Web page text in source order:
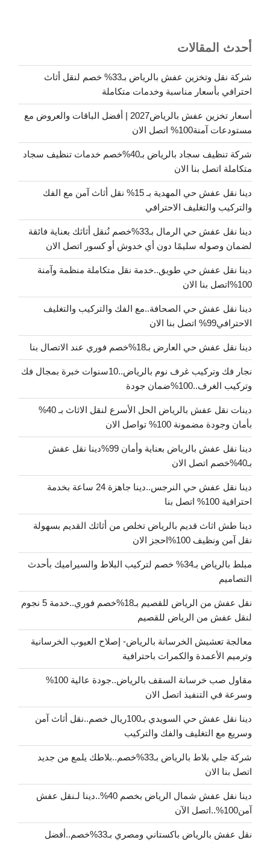
أحدث المقالات
شركة نقل وتخزين عفش بالرياض بـ33% خصم لنقل أثاث
احترافي بأسعار مناسبة وخدمات متكاملة
أسعار تخزين عفش بالرياض2027 | أفضل الباقات والعروض مع
مستودعات آمنة100% اتصل الان
شركة تنظيف سجاد بالرياض بـ40%خصم خدمات تنظيف سجاد
متكاملة اتصل بنا الان
دينا نقل عفش حي المهدية بـ 15% نقل أثاث آمن مع الفك
والتركيب والتغليف الاحترافي
دينا نقل عفش حي الرمال بـ33%خصم نُنقل أثاثك بعناية فائقة
لضمان وصوله سليمًا دون أي خدوش أو كسور اتصل الان
دينا نقل عفش حي طويق..خدمة نقل متكاملة منظمة وآمنة
100%اتصل بنا الان
دينا نقل عفش حي الصحافة..مع الفك والتركيب والتغليف
الاحترافي99% اتصل بنا الان
دينا نقل عفش حي العارض بـ18%خصم فوري عند الاتصال بنا
نجار فك وتركيب غرف نوم بالرياض..10سنوات خبرة بمجال فك
وتركيب الغرف..100%ضمان جودة
دينات نقل عفش بالرياض الحل الأسرع لنقل الاثاث بـ 40%
بأمان وجودة مضمونة 100% تواصل الان
دينا نقل عفش بالرياض بعناية وأمان 99%دينا نقل عفش
بـ40%خصم اتصل الان
دينا نقل عفش حي النرجس..دينا جاهزة 24 ساعة بخدمة
احترافية 100% اتصل بنا
دينا طش اثاث قديم بالرياض تخلص من أثاثك القديم بسهولة
نقل آمن ونظيف 100%احجز الان
مبلط بالرياض بـ34% خصم لتركيب البلاط والسيراميك بأحدث
التصاميم
نقل عفش من الرياض للقصيم بـ18%خصم فوري..خدمة 5 نجوم
لنقل عفش من الرياض للقصيم
معالجة تعشيش الخرسانة بالرياض- إصلاح العيوب الخرسانية
وترميم الأعمدة والكمرات باحترافية
مقاول صب خرسانة السقف بالرياض..جودة عالية 100%
وسرعة في التنفيذ اتصل الان
دينا نقل عفش حي السويدي بـ100ريال خصم..نقل أثاث آمن
وسريع مع التغليف والفك والتركيب
شركة جلي بلاط بالرياض بـ33%خصم..بلاطك يلمع من جديد
اتصل بنا الان
دينا نقل عفش شمال الرياض بخصم 40%..دينا لـنقل عفش
آمن100%..اتصل الآن
نقل عفش بالرياض باكستاني ومصري بـ33%خصم..أفضل